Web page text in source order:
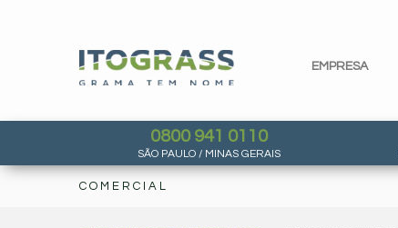
EMPRESA
0800 941 0110
SÃO PAULO / MINAS GERAIS
COMERCIAL